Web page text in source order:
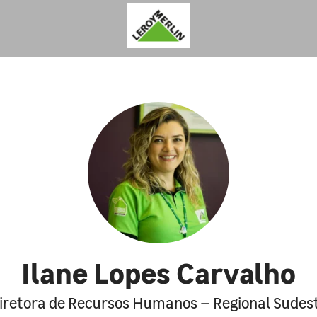
Ilane Lopes Carvalho
de Recursos Humanos – Regional